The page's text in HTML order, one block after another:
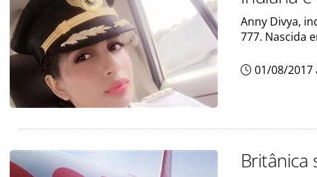
Anny Divya,
777. Nascida
01/08/2017
Britânica